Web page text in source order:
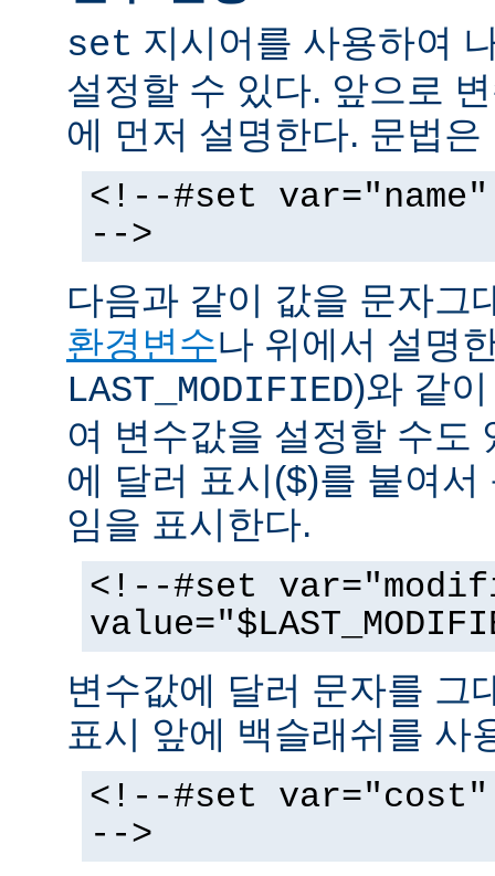
set 지시어를 사용하여
설정할 수 있다. 앞으로
에 먼저 설명한다. 문법은
<!--#set
-->
다음과 같이 값을 문자그
환경변수나 위에서 설명
LAST_MODIFIED)와 같
여 변수값을 설정할 수도
에 달러 표시($)를 붙여
임을 표시한다.
<!--#set
변수값에 달러 문자를 그
표시 앞에 백슬래쉬를 사
<!--#set var="cost"
-->